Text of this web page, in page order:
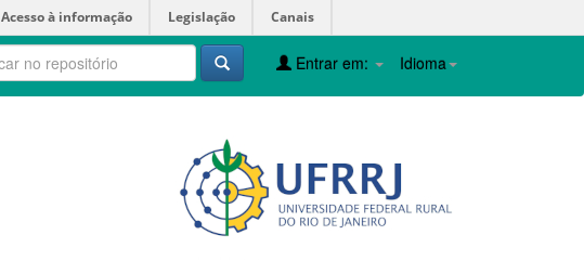
Acesso à informação Legislação Canais
Idioma
Entrar em: